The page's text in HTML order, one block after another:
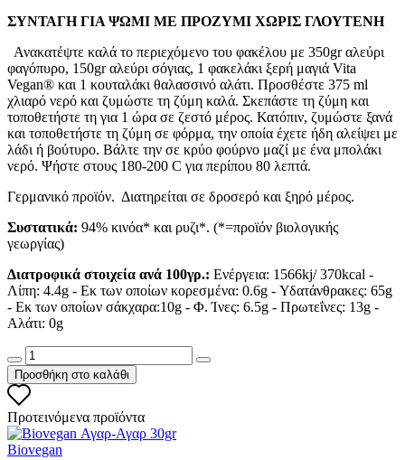
ΣΥΝΤΑΓΗ ΓΙΑ ΨΩΜΙ ΜΕ ΠΡΟΖΥΜΙ ΧΩΡΙΣ ΓΛΟΥΤΕΝΗ
Ανακατέψτε καλά το περιεχόμενο του φακέλου με 350gr αλεύρι
φαγόπυρο, 150gr αλεύρι σόγιας, 1 φακελάκι ξερή μαγιά Vita
Vegan® και 1 κουταλάκι θαλασσινό αλάτι. Προσθέστε 375 ml
χλιαρό νερό και ζυμώστε τη ζύμη καλά. Σκεπάστε τη ζύμη και
τοποθετήστε τη για 1 ώρα σε ζεστό μέρος. Κατόπιν, ζυμώστε ξανά
και τοποθετήστε τη ζύμη σε φόρμα, την οποία έχετε ήδη αλείψει με
λάδι ή βούτυρο. Βάλτε την σε κρύο φούρνο μαζί με ένα μπολάκι
νερό. Ψήστε στους 180-200 C για περίπου 80 λεπτά.
Γερμανικό προϊόν. Διατηρείται σε δροσερό και ξηρό μέρος.
Συστατικά: 94% κινόα* και ρυζι*. (*=προϊόν βιολογικής
γεωργίας)
Διατροφικά στοιχεία ανά 100γρ.: Ενέργεια: 1566kj/ 370kcal -
Λίπη: 4.4g - Εκ των οποίων κορεσμένα: 0.6g - Υδατάνθρακες: 65g
- Εκ των οποίων σάκχαρα:10g - Φ. Ίνες: 6.5g - Πρωτεΐνες: 13g -
Αλάτι: 0g
Προσθήκη στο καλάθι
Προτεινόμενα προϊόντα
Biovegan